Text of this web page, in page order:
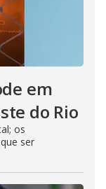
em
do Rio
os
ser